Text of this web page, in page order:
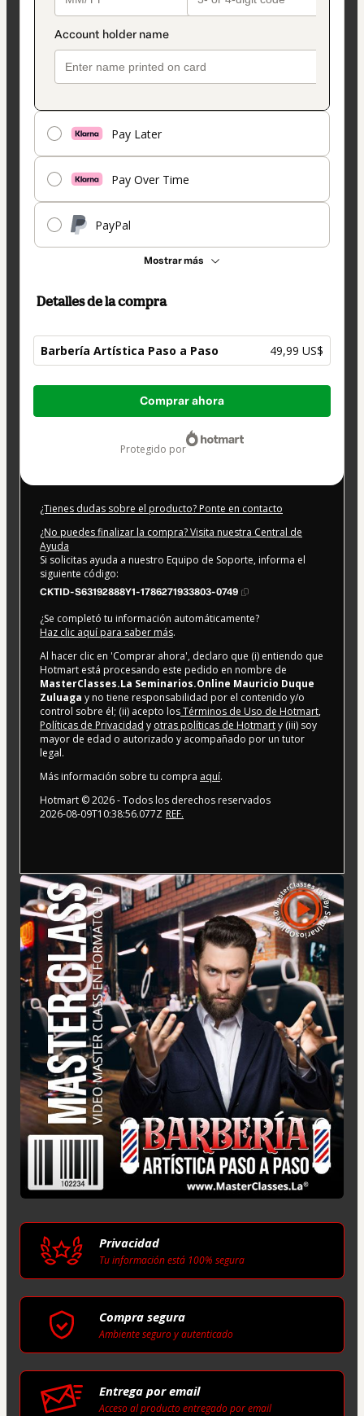
Pay Later
Pay Over Time
PayPal
Mostrar más
Detalles de la compra
Barbería Artística Paso a Paso 49,99 US$
Total
Comprar ahora
protegido por
¿Tienes dudas sobre el producto? Ponte en contacto
¿No puedes finalizar la compra? Visita nuestra Central de
Ayuda
Si solicitas ayuda a nuestro Equipo de Soporte, informa el
siguiente código:
CKTID-S63192888Y1-1786271933803-0749
¿Se completó tu información automáticamente?
Haz clic aquí para saber más.
Al hacer clic en 'Comprar ahora', declaro que (i) entiendo que
Hotmart está procesando este pedido en nombre de
MasterClasses.La Seminarios.Online Mauricio Duque
Zuluaga y no tiene responsabilidad por el contenido y/o
control sobre él; (ii) acepto losTérminos de Uso de Hotmart,
Políticas de Privacidad y otras políticas de Hotmarty (iii) soy
mayor de edad o autorizado y acompañado por un tutor
legal.
Más información sobre tu compra aquí.
Hotmart ©2026- Todos los derechos reservados
2026-08-09T10:38:56.077Z REF.
Privacidad
Tu información está 100% segura
Compra segura
Ambiente seguro y autenticado
Entrega por email
Acceso al producto entregado por email